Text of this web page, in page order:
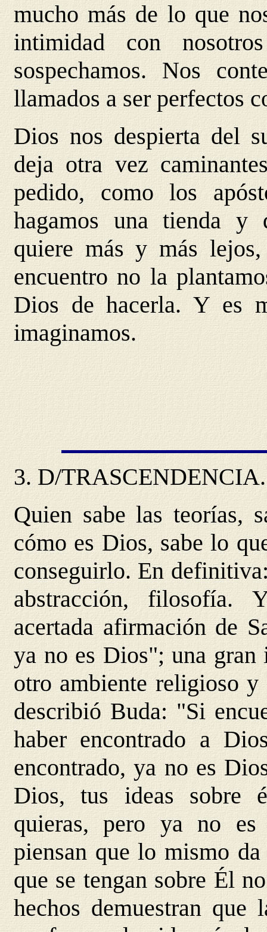
mucho más de lo que
intimidad con
sospechamos. Nos
llamados a ser perfectos
Dios nos despierta del
deja otra vez
pedido, como los
hagamos una tienda y
quiere más y más
encuentro no la
Dios de hacerla. Y es
imaginamos.
3.D/TRASCENDENCIA
Quien sabe las teorías,
cómo es Dios, sabe lo
conseguirlo. En
abstracción, filosofía.
acertada afirmación de
ya no es Dios"; una gran
otro ambiente religioso
describió Buda: "Si
haber encontrado a
encontrado, ya no es
Dios, tus ideas sobre
quieras, pero ya no
piensan que lo mismo
que se tengan sobre Él
hechos demuestran